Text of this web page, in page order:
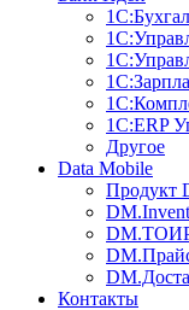
1С:ERP
Другое
Data Mobile
Продукт
DM.Invent
Контакты